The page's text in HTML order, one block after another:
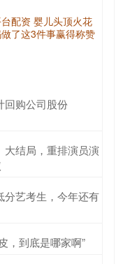
配资 婴儿头顶火花
了这3件事赢得称赞
回购公司股份
大结局，重排演员演
分艺考生，今年还有
，到底是哪家啊”